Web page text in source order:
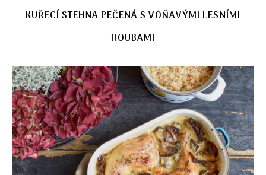
KUŘECÍ STEHNA PEČENÁ S VOŇAVÝMI LESNÍMI
HOUBAMI